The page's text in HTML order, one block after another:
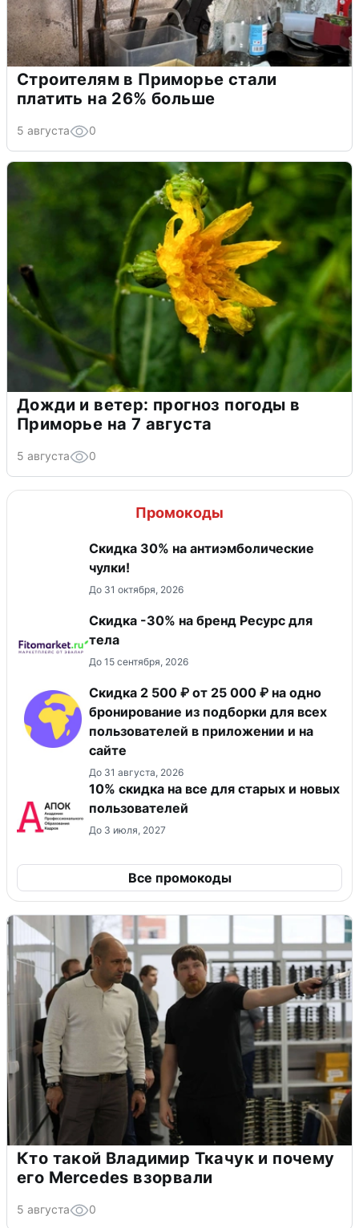
Строителям в Приморье стали
платить на 26% больше
5 августа 0
Дожди и ветер: прогноз погоды в
Приморье на 7 августа
5 августа 0
Промокоды
Скидка 30% на антиэмболические
чулки!
До 31 октября, 2026
Скидка -30% на бренд Ресурс для
тела
До 15 сентября, 2026
Скидка 2 500 ₽ от 25 000 ₽ на одно
бронирование из подборки для всех
пользователей в приложении и на
сайте
До 31 августа, 2026
10% скидка на все для старых и новых
пользователей
До 3 июля, 2027
Все промокоды
Кто такой Владимир Ткачук и почему
его Mercedes взорвали
5 августа 0